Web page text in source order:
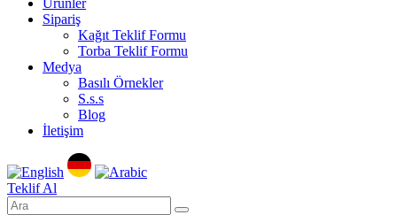
Ürünler
Sipariş
Kağıt Teklif Formu
Torba Teklif Formu
Medya
Basılı Örnekler
S.s.s
Blog
İletişim
Teklif Al